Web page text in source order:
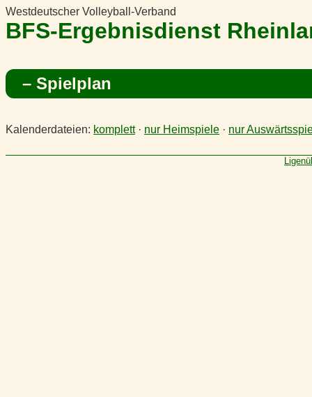
Westdeutscher Volleyball-Verband
BFS-Ergebnisdienst
– Spielplan
Kalenderdateien: komplett· nur Heimspiele · nur